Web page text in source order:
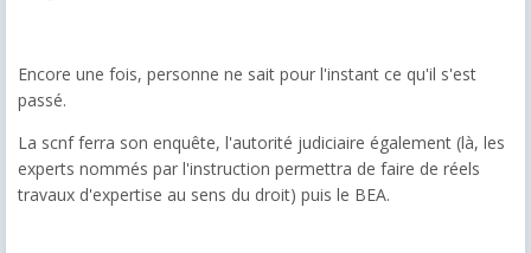
Encore une fois, personne ne sait pour l'instant ce qu'il s'est
passé.
La scnf ferra son enquête, l'autorité judiciaire également (là, les
experts nommés par l'instruction permettra de faire de réels
travaux d'expertise au sens du droit) puis le BEA.